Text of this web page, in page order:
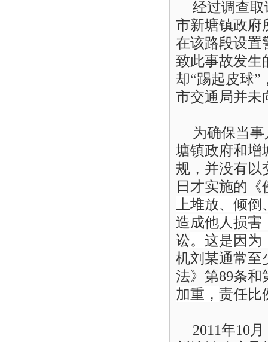
经过调查取
市新塘镇政府
在该路段设置
致此事故发生
却“踢起皮球”
市交通局并未
为确保当
塘镇政府和增
规，并没有以
日才实施的
上堆放、倾
造成他人损害
讼。 这是因为
机刘 某通常至
法》第89条和
加重， 责任比
2011年10